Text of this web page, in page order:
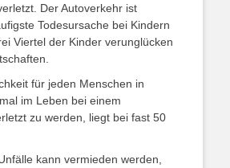
Der Autoverkehr ist
Todesursache bei Kindern
Viertel der Kinder verunglücken
für jeden Menschen in
im Leben bei einem
zu werden, liegt bei fast 50
kann vermieden werden,